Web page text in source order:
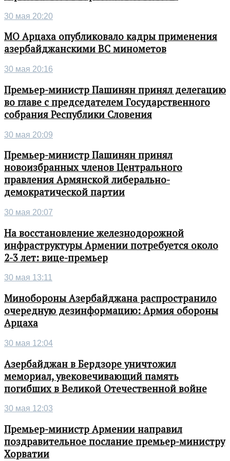
30 мая 20:20
МО Арцаха опубликовало кадры применения
азербайджанскими ВС минометов
30 мая 20:16
Премьер-министр Пашинян принял делегацию
во главе с председателем Государственного
собрания Республики Словения
30 мая 20:09
Премьер-министр Пашинян принял
новоизбранных членов Центрального
правления Армянской либерально-
демократической партии
30 мая 20:07
На восстановление железнодорожной
инфраструктуры Армении потребуется около
2-3 лет: вице-премьер
30 мая 13:11
Минобороны Азербайджана распространило
очередную дезинформацию: Армия обороны
Арцаха
30 мая 12:04
Азербайджан в Бердзоре уничтожил
мемориал, увековечивающий память
погибших в Великой Отечественной войне
30 мая 12:03
Премьер-министр Армении направил
поздравительное послание премьер-министру
Хорватии